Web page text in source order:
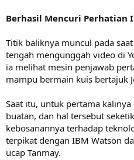
Berhasil Mencuri Perhatian
Titik baliknya muncul pada
tengah mengunggah video di
ia melihat mesin penjawab
mampu bermain kuis bertajuk
Saat itu, untuk pertama
buatan, dan hal tersebut
kebosanannya terhadap
terpikat dengan IBM Watson
ucap Tanmay.